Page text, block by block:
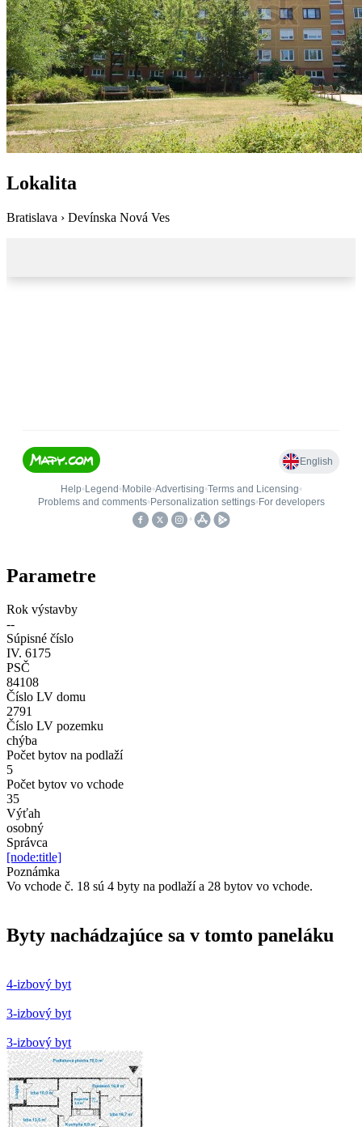
Lokalita
Bratislava › Devínska Nová Ves
Parametre
Rok výstavby
--
Súpisné číslo
IV. 6175
PSČ
84108
Číslo LV domu
2791
Číslo LV pozemku
chýba
Počet bytov na podlaží
5
Počet bytov vo vchode
35
Výťah
osobný
Správca
[node:title]
Poznámka
Vo vchode č. 18 sú 4 byty na podlaží a 28 bytov vo vchode.
Byty nachádzajúce sa v tomto paneláku
4-izbový byt
3-izbový byt
3-izbový byt